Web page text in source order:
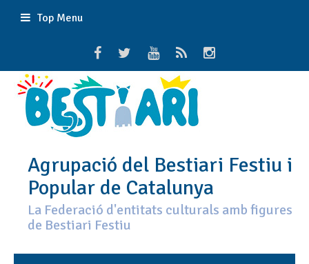
Top Menu
Agrupació del Bestiari Festiu i
Popular de Catalunya
La Federació d'entitats culturals amb figures
de Bestiari Festiu